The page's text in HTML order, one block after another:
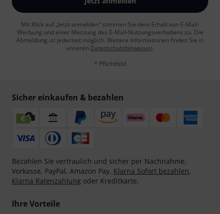
Mit Klick auf „Jetzt anmelden“ stimmen Sie dem Erhalt von E-Mail-
Werbung und einer Messung des E-Mail-Nutzungsverhaltens zu. Die
Abmeldung ist jederzeit möglich. Weitere Informationen finden Sie in
unseren Datenschutzhinweisen.
* Pflichtfeld
Sicher einkaufen & bezahlen
Bezahlen Sie vertraulich und sicher per Nachnahme,
Vorkasse, PayPal, Amazon Pay, Klarna Sofort bezahlen,
Klarna Ratenzahlung oder Kreditkarte.
Ihre Vorteile